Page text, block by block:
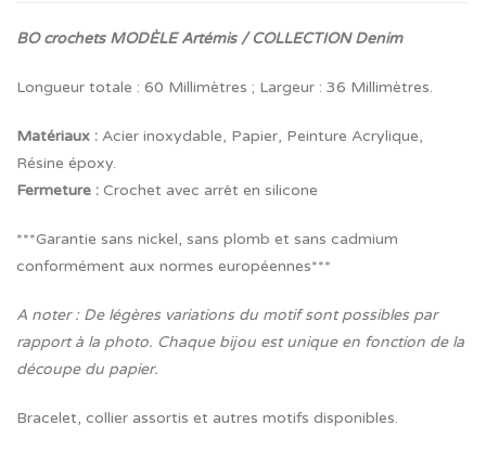
BO crochets MODÈLE Artémis / COLLECTION Denim
Longueur totale : 60 Millimètres ; Largeur : 36 Millimètres.
Matériaux : Acier inoxydable, Papier, Peinture Acrylique,
Résine époxy.
Fermeture : Crochet avec arrêt en silicone
***Garantie sans nickel, sans plomb et sans cadmium
conformément aux normes européennes***
A noter : De légères variations du motif sont possibles par
rapport à la photo. Chaque bijou est unique en fonction de la
découpe du papier.
Bracelet, collier assortis et autres motifs disponibles.